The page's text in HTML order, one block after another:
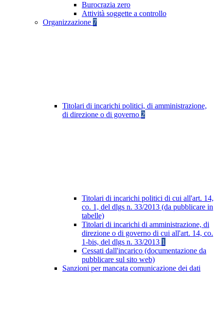
Burocrazia zero
Attività soggette a controllo
Organizzazione 7
Titolari di incarichi politici, di amministrazione,
di direzione o di governo 2
Titolari di incarichi politici di cui all'art. 14,
co. 1, del dlgs n. 33/2013 (da pubblicare in
tabelle)
Titolari di incarichi di amministrazione, di
direzione o di governo di cui all'art. 14, co.
1-bis, del dlgs n. 33/2013 1
Cessati dall'incarico (documentazione da
pubblicare sul sito web)
Sanzioni per mancata comunicazione dei dati